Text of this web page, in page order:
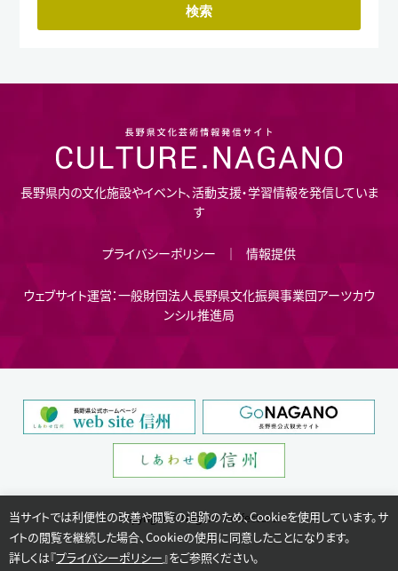
長野県内の文化施設やイベント、活動支援・学習情報を発信していま
す
プライバシーポリシー 情報提供
ウェブサイト運営：一般財団法人長野県文化振興事業団アーツカウ
ンシル推進局
Copyright © Nagano Prefecture.
当サイトでは利便性の改善や閲覧の追跡のため、Cookieを使用しています。サ
イトの閲覧を継続した場合、Cookieの使用に同意したことになります。
詳しくは『プライバシーポリシー 』をご参照ください。